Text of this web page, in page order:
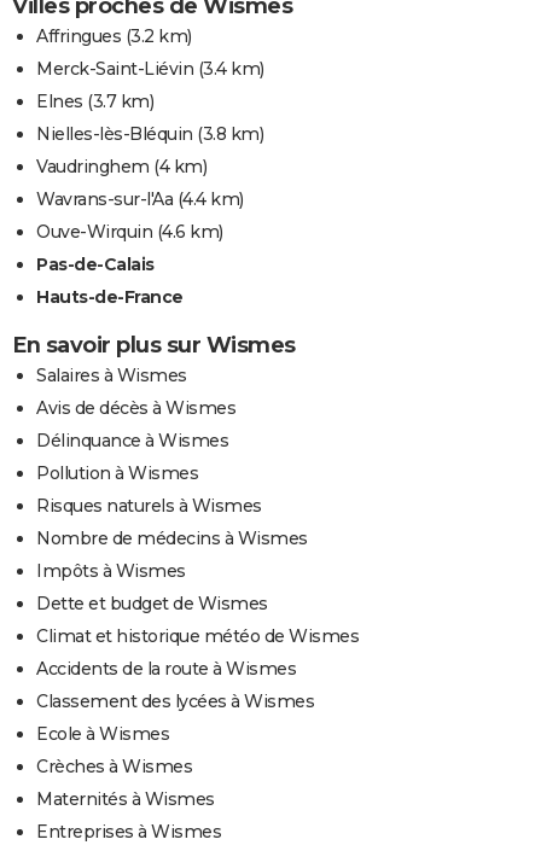
Villes proches de Wismes
Affringues (3.2 km)
Merck-Saint-Liévin (3.4 km)
Elnes (3.7 km)
Nielles-lès-Bléquin (3.8 km)
Vaudringhem (4 km)
Wavrans-sur-l'Aa (4.4 km)
Ouve-Wirquin (4.6 km)
Pas-de-Calais
Hauts-de-France
En savoir plus sur Wismes
Salaires à Wismes
Avis de décès à Wismes
Délinquance à Wismes
Pollution à Wismes
Risques naturels à Wismes
Nombre de médecins à Wismes
Impôts à Wismes
Dette et budget de Wismes
Climat et historique météo de Wismes
Accidents de la route à Wismes
Classement des lycées à Wismes
Ecole à Wismes
Crèches à Wismes
Maternités à Wismes
Entreprises à Wismes